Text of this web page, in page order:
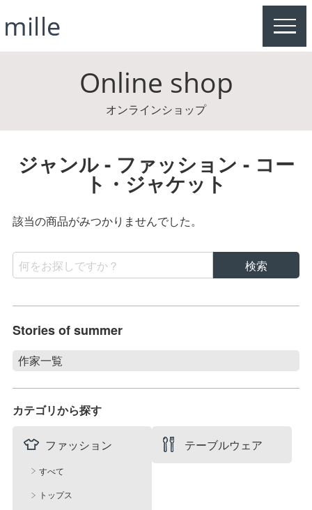
Online shop
オンラインショップ
ジャンル - ファッション - コー
ト・ジャケット
該当の商品がみつかりませんでした。
Stories of summer
作家一覧
Stories of summer
maison du suzume
カテゴリから探す
ファッション
すべて
トップス
テーブルウェア